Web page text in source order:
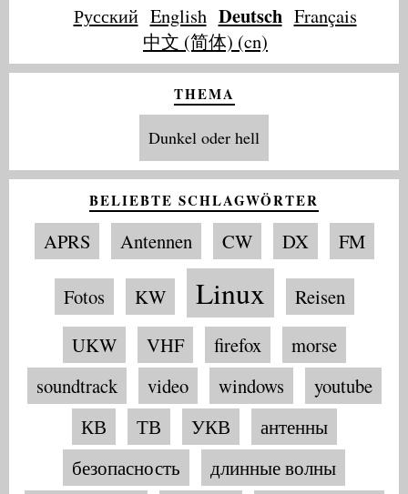
Русский English Deutsch Français
中文 (简体) (cn)
THEMA
Dunkel oder hell
BELIEBTE SCHLAGWÖRTER
APRS Antennen CW DX FM
Fotos KW Linux
Reisen
UKW
VHF firefox
morse
soundtrack
video windows
youtube
КВ
ТВ УКВ
антенны
безопасность
длинные волны